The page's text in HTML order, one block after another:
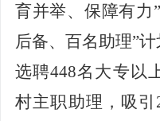
育并举、保障有力
后备、百名助理”
选聘448名大专以
村主职助理，吸引